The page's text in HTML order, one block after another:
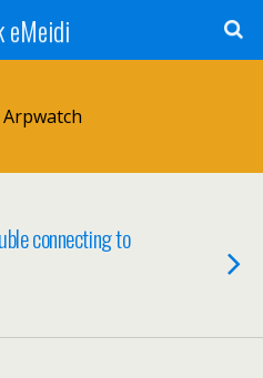
eMeidi
Arpwatch
connecting to